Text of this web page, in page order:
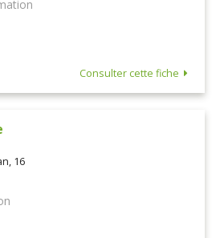
Consulter cette fiche
16